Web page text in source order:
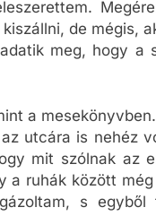
de mégis,
meg, hogy a
a
utcára is nehéz
mit szólnak az
a ruhák között
s